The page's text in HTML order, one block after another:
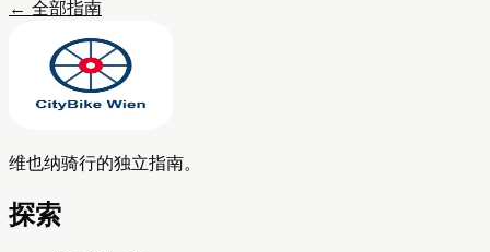
← 全部指南
维也纳骑行的独立指南。
探索